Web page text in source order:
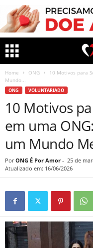
Home ONG
10 Motivos para
Mundo...
ONG VOLUNTARIADO
10 Motivos
em uma
um Mundo
Por ONG É Por Amor - 25 de
Atualizado em: 16/06/2026